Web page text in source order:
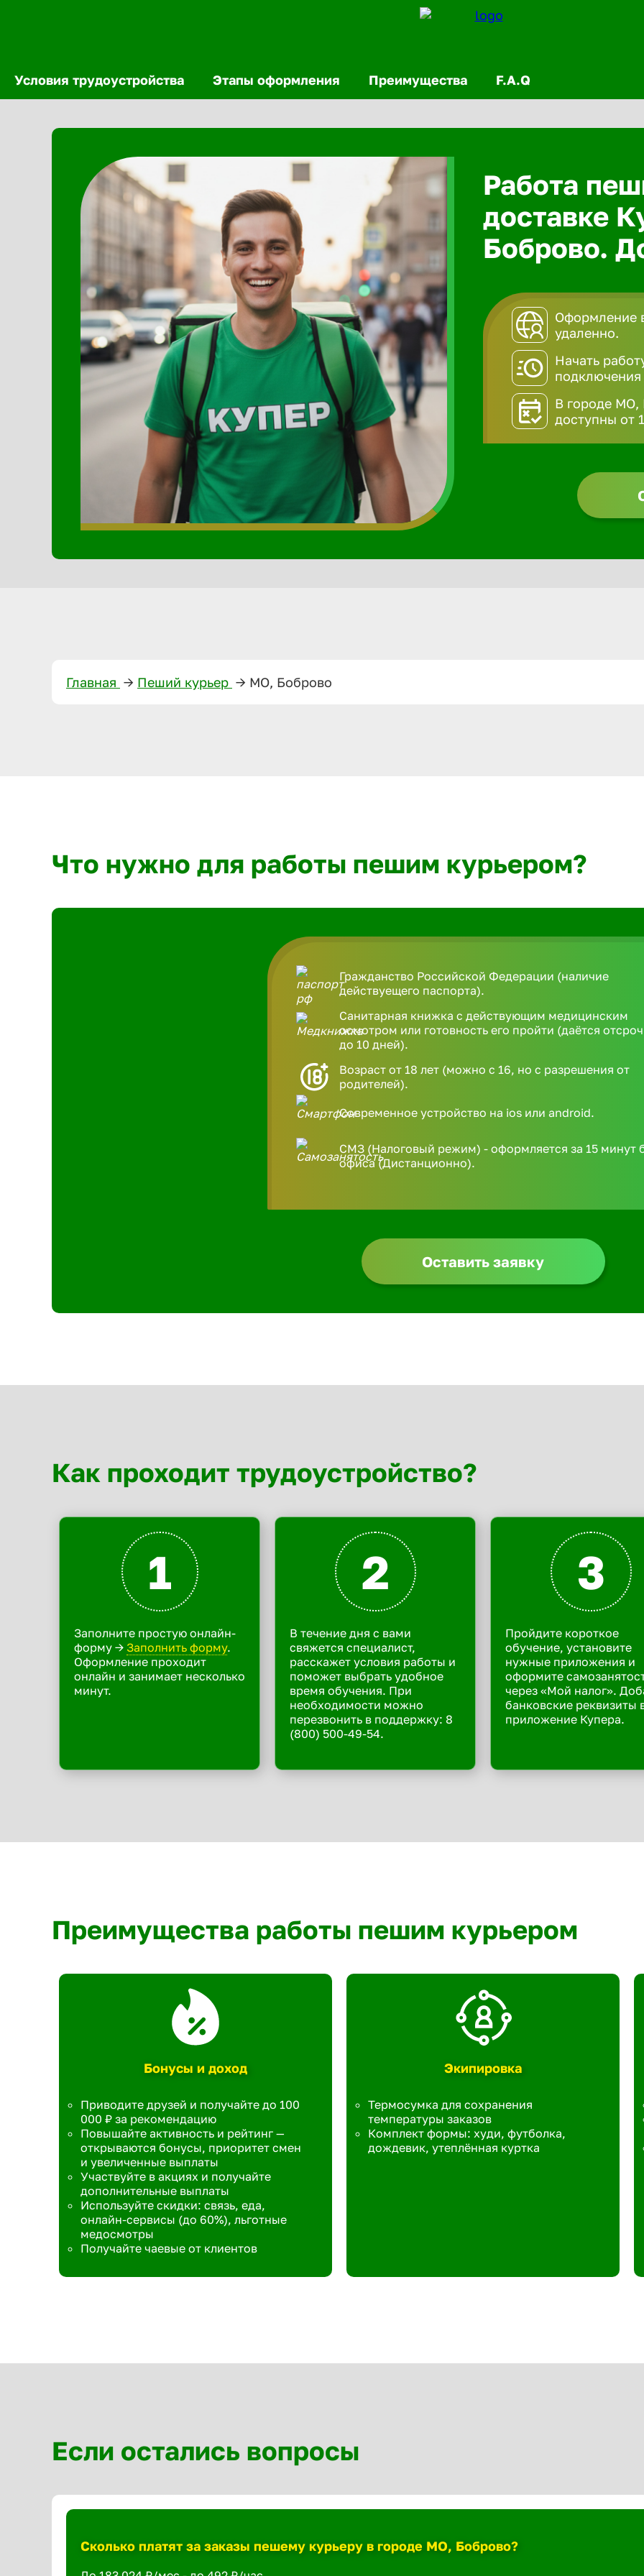
Условия трудоустройства Этапы оформления Преимущества F.A.Q
Работа
доставке
Боброво.
Оформление
удаленно.
Начать
подключения
В городе МО,
доступны от
Главная —> Пеший курьер —> МО, Боброво
Что нужно для работы пешим курьером?
Гражданство Российской Федерации (наличие
действуещего паспорта).
Санитарная книжка с действующим медицинским
осмотром или готовность его пройти (даётся
до 10 дней).
Возраст от 18 лет (можно с 16, но с разрешения от
родителей).
Современное устройство на ios или android.
СМЗ (Налоговый режим) - оформляется за 15 минут
офиса (Дистанционно).
Оставить заявку
Как проходит трудоустройство?
1
Заполните простую онлайн-
форму -> Заполнить форму.
Оформление проходит
онлайн и занимает несколько
минут.
2
В течение дня с вами
свяжется специалист,
расскажет условия работы и
поможет выбрать удобное
время обучения. При
необходимости можно
перезвонить в поддержку: 8
(800) 500-49-54.
3
Пройдите короткое
обучение, установите
нужные приложения и
оформите
через «Мой налог».
банковские реквизиты
приложение Купера.
Преимущества работы пешим курьером
Бонусы и доход
Приводите друзей и получайте до 100
000 ₽ за рекомендацию
Повышайте активность и рейтинг —
открываются бонусы, приоритет смен
и увеличенные выплаты
Участвуйте в акциях и получайте
дополнительные выплаты
Используйте скидки: связь, еда,
онлайн-сервисы (до 60%), льготные
медосмотры
Получайте чаевые от клиентов
Экипировка
Термосумка для сохранения
температуры заказов
Комплект формы: худи, футболка,
дождевик, утеплённая куртка
Если остались вопросы
Сколько платят за заказы пешему курьеру в городе МО, Боброво?